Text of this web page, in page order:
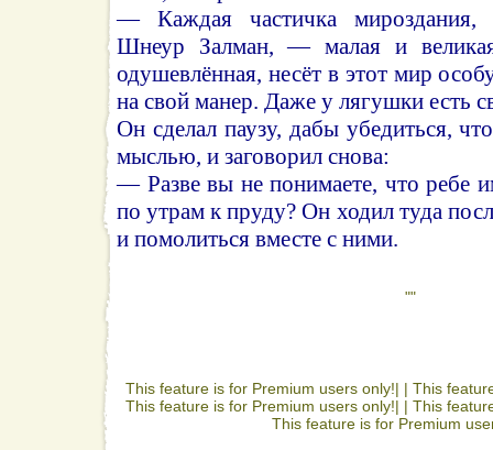
— Каждая частичка
Шнеур Залман, — малая и
одушевлённая, несёт в этот мир
на свой манер. Даже у лягушки есть
Он сделал паузу, дабы убедиться,
мыслью, и заговорил снова:
— Разве вы не понимаете, что ребе
по утрам к пруду? Он ходил туда
и помолиться вместе с ними.
""
This feature is for Premium users only!| | This
This feature is for Premium users only!| | This
This feature is for Premium